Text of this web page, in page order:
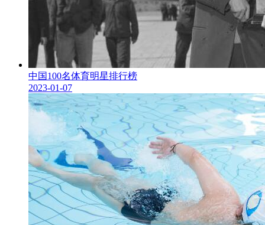
中国100名体育明星排行榜
2023-01-07